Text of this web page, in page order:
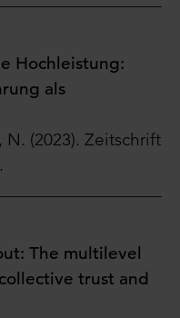
Hochleistung:
als
(2023). Zeitschrift
The multilevel
trust and